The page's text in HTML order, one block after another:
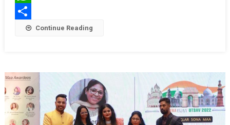
WhatsApp
Share Continue Reading